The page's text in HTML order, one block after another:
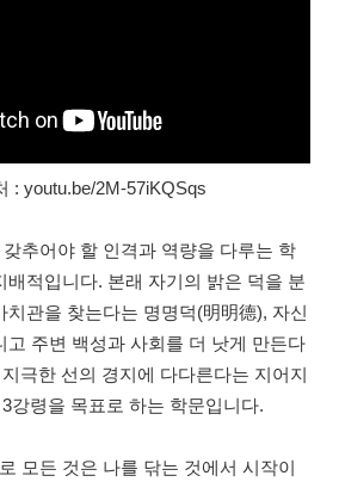
: youtu.be/2M-57iKQSqs
갖추어야 할 인격과 역량을 다루는 학
배적입니다. 본래 자기의 밝은 덕을 분
관을 찾는다는 명명덕(明明德), 자신
고 주변 백성과 사회를 더 낫게 만든다
극한 선의 경지에 다다른다는 지어지
강령을 목표로 하는 학문입니다.
모든 것은 나를 닦는 것에서 시작이